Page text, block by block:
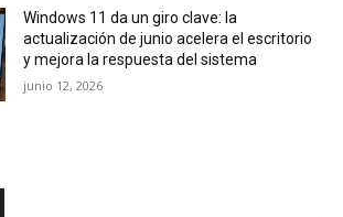
Windows 11 da un giro clave: la
actualización de junio acelera el escritorio
y mejora la respuesta del sistema
junio 12, 2026